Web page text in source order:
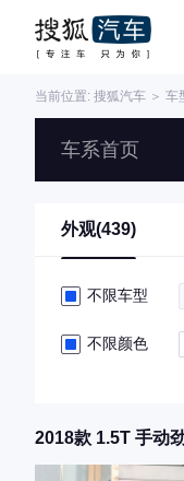
当前位置: 搜狐汽车 ＞ 车
车系首页
外观(439)
不限车型
不限颜色
2018款 1.5T 手动